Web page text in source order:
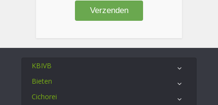
KBIVB
Bieten
Cichorei